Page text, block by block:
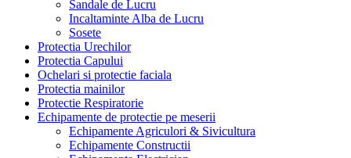
Sandale de Lucru
Incaltaminte Alba de Lucru
Sosete
Protectia Urechilor
Protectia Capului
Ochelari si protectie faciala
Protectia mainilor
Protectie Respiratorie
Echipamente de protectie pe meserii
Echipamente Agriculori & Sivicultura
Echipamente Constructii